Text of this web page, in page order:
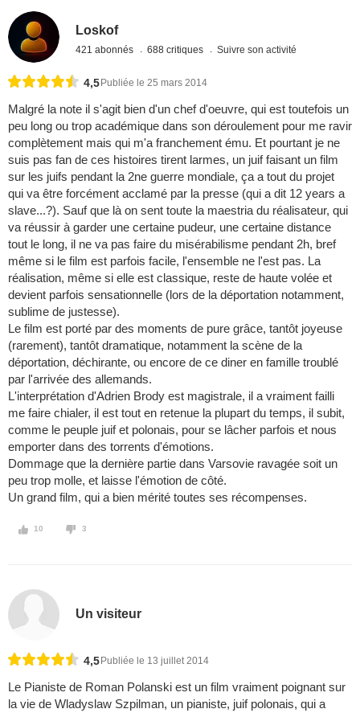
Loskof
421 abonnés 688 critiques Suivre son activité
4,5 Publiée le 25 mars 2014
Malgré la note il s'agit bien d'un chef d'oeuvre, qui est toutefois un
peu long ou trop académique dans son déroulement pour me ravir
complètement mais qui m'a franchement ému. Et pourtant je ne
suis pas fan de ces histoires tirent larmes, un juif faisant un film
sur les juifs pendant la 2ne guerre mondiale, ça a tout du projet
qui va être forcément acclamé par la presse (qui a dit 12 years a
slave...?). Sauf que là on sent toute la maestria du réalisateur, qui
va réussir à garder une certaine pudeur, une certaine distance
tout le long, il ne va pas faire du misérabilisme pendant 2h, bref
même si le film est parfois facile, l'ensemble ne l'est pas. La
réalisation, même si elle est classique, reste de haute volée et
devient parfois sensationnelle (lors de la déportation notamment,
sublime de justesse).
Le film est porté par des moments de pure grâce, tantôt joyeuse
(rarement), tantôt dramatique, notamment la scène de la
déportation, déchirante, ou encore de ce diner en famille troublé
par l'arrivée des allemands.
L'interprétation d'Adrien Brody est magistrale, il a vraiment failli
me faire chialer, il est tout en retenue la plupart du temps, il subit,
comme le peuple juif et polonais, pour se lâcher parfois et nous
emporter dans des torrents d'émotions.
Dommage que la dernière partie dans Varsovie ravagée soit un
peu trop molle, et laisse l'émotion de côté.
Un grand film, qui a bien mérité toutes ses récompenses.
10 3
Un visiteur
4,5 Publiée le 13 juillet 2014
Le Pianiste de Roman Polanski est un film vraiment poignant sur
la vie de Wladyslaw Szpilman, un pianiste, juif polonais, qui a